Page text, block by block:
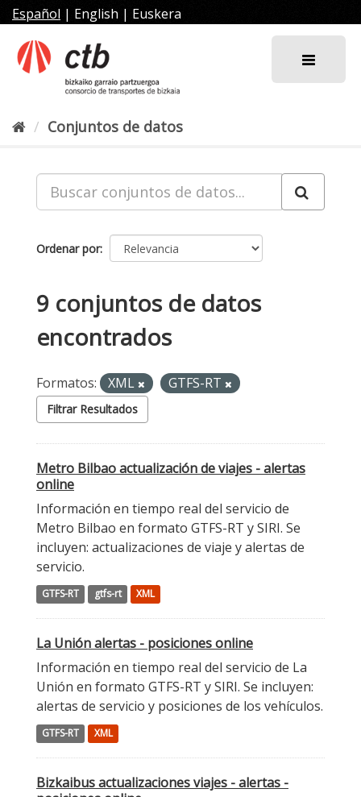
al
contenido
Español | English | Euskera
Conjuntos de datos
Ordenar por
9 conjuntos de datos
encontrados
Formatos: XML GTFS-RT
Filtrar Resultados
Metro Bilbao actualización de viajes - alertas
online
Información en tiempo real del servicio de
Metro Bilbao en formato GTFS-RT y SIRI. Se
incluyen: actualizaciones de viaje y alertas de
servicio.
GTFS-RT gtfs-rt XML
La Unión alertas - posiciones online
Información en tiempo real del servicio de La
Unión en formato GTFS-RT y SIRI. Se incluyen:
alertas de servicio y posiciones de los vehículos.
GTFS-RT XML
Bizkaibus actualizaciones viajes - alertas -